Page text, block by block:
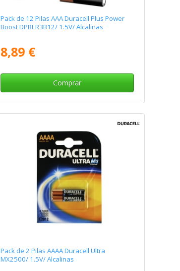
Pack de 12 Pilas AAA Duracell Plus Power
Boost DPBLR3B12/ 1.5V/ Alcalinas
8,89 €
Comprar
Pack de 2 Pilas AAAA Duracell Ultra
MX2500/ 1.5V/ Alcalinas